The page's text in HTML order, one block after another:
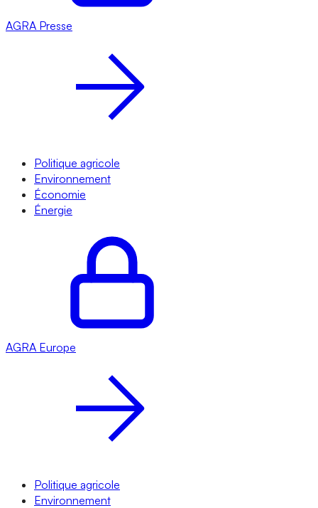
AGRA Presse
Politique agricole
Environnement
Économie
Énergie
AGRA Europe
Politique agricole
Environnement